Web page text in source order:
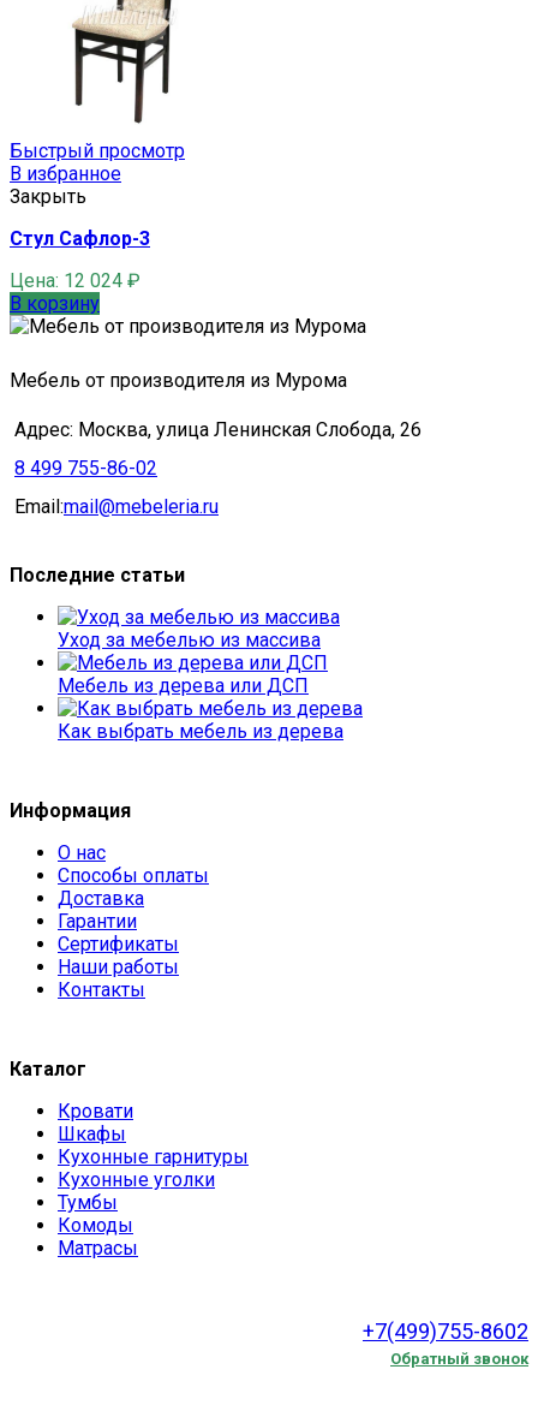
Быстрый просмотр
В избранное
Закрыть
Стул Сафлор-3
Цена: 12 024 ₽
В корзину
Мебель от производителя из Мурома
Адрес: Москва, улица Ленинская Слобода, 26
8 499 755-86-02
Email:mail@mebeleria.ru
Последние статьи
Уход за мебелью из массива
Мебель из дерева или ДСП
Как выбрать мебель из дерева
Информация
О нас
Способы оплаты
Доставка
Гарантии
Сертификаты
Наши работы
Контакты
Каталог
Кровати
Шкафы
Кухонные гарнитуры
Кухонные уголки
Тумбы
Комоды
Матрасы
+7(499)755-8602
Обратный звонок